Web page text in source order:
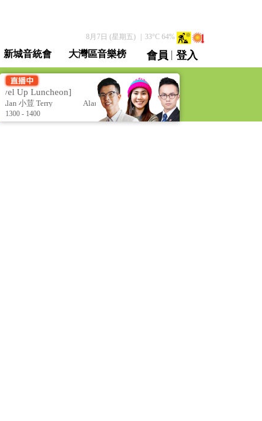
8月7日 (星期五)｜ 33°C 64%
新城音統會 大灣區音樂榜 會員 | 登入
直播 / 重溫
Up Luncheon] 新城學院 - 「午」升級學堂 [Metro
Alan 小荳 Terry Alan 小荳 Terry
1300 - 1400